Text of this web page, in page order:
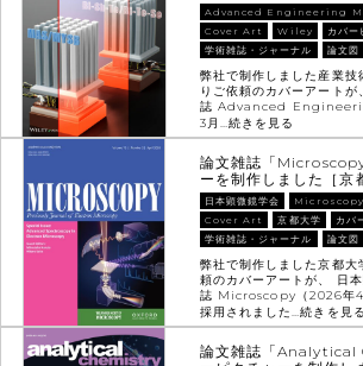
Advanced Engineering
Cover Art
Wiley
カバー
学術雑誌・ジャーナル
論文図
弊社で制作しました産業技
りご依頼のカバーアート
誌 Advanced
3月…続きを見る
論文雑誌「
ーを制作しました［京
日本顕微鏡学会 Microscopy
Cover Art
京都大学
カバ
学術雑誌・ジャーナル
論文図
弊社で制作しました京都
頼のカバーアートが、 日
誌 Microscopy（2026年
採用されました…続きを見る
論文雑誌「